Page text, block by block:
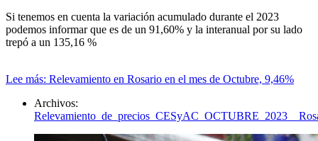
Si tenemos en cuenta la variación acumulado durante el 2023
podemos informar que es de un 91,60% y la interanual por su lado
trepó a un 135,16 %
Lee más: Relevamiento en Rosario en el mes de Octubre, 9,46%
Archivos: